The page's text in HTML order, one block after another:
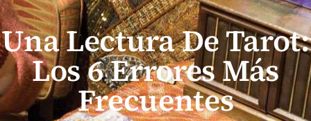
Una Lectura De Tarot:
Los 6 Errores Más
Frecuentes